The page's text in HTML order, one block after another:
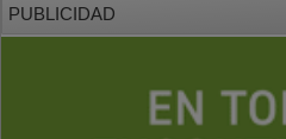
PUBLICIDAD